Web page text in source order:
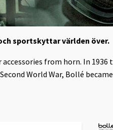
sportskyttar världen över.
from horn. In 1936
World War, Bollé